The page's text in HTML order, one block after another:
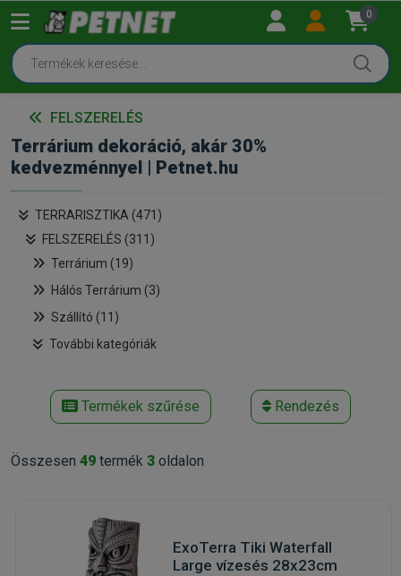
0
FELSZERELÉS
Terrárium dekoráció, akár 30%
kedvezménnyel | Petnet.hu
TERRARISZTIKA (471)
FELSZERELÉS (311)
Terrárium (19)
Hálós Terrárium (3)
Szállító (11)
További kategóriák
Termékek szűrése Rendezés
Összesen 49 termék 3 oldalon
ExoTerra Tiki Waterfall
Large vízesés 28x23cm